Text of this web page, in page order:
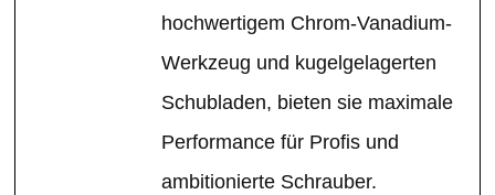
hochwertigem Chrom-Vanadium-
Werkzeug und kugelgelagerten
Schubladen, bieten sie maximale
Performance für Profis und
ambitionierte Schrauber.